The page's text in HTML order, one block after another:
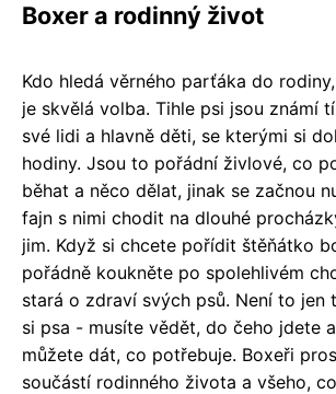
Boxer a rodinný život
Kdo hledá věrného parťáka do
je skvělá volba. Tihle psi jsou známí
své lidi a hlavně děti, se kterými si
hodiny. Jsou to pořádní živlové, co
běhat a něco dělat, jinak se začnou
fajn s nimi chodit na dlouhé
jim. Když si chcete pořídit štěňátko
pořádně koukněte po spolehlivém
stará o zdraví svých psů. Není to jen
si psa - musíte vědět, do čeho jdete
můžete dát, co potřebuje. Boxeři
součástí rodinného života a všeho,